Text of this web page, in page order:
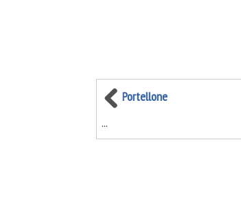
Portellone
...